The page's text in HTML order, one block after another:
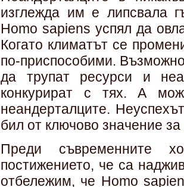
изглежда им е липсвала
Homo sapiens успял да
Когато климатът се
по-приспособими.
да трупат ресурси и
конкурират с тях. А
неандерталците.
бил от ключово значение
Преди съвременните
постижението, че са
отбележим, че Homo